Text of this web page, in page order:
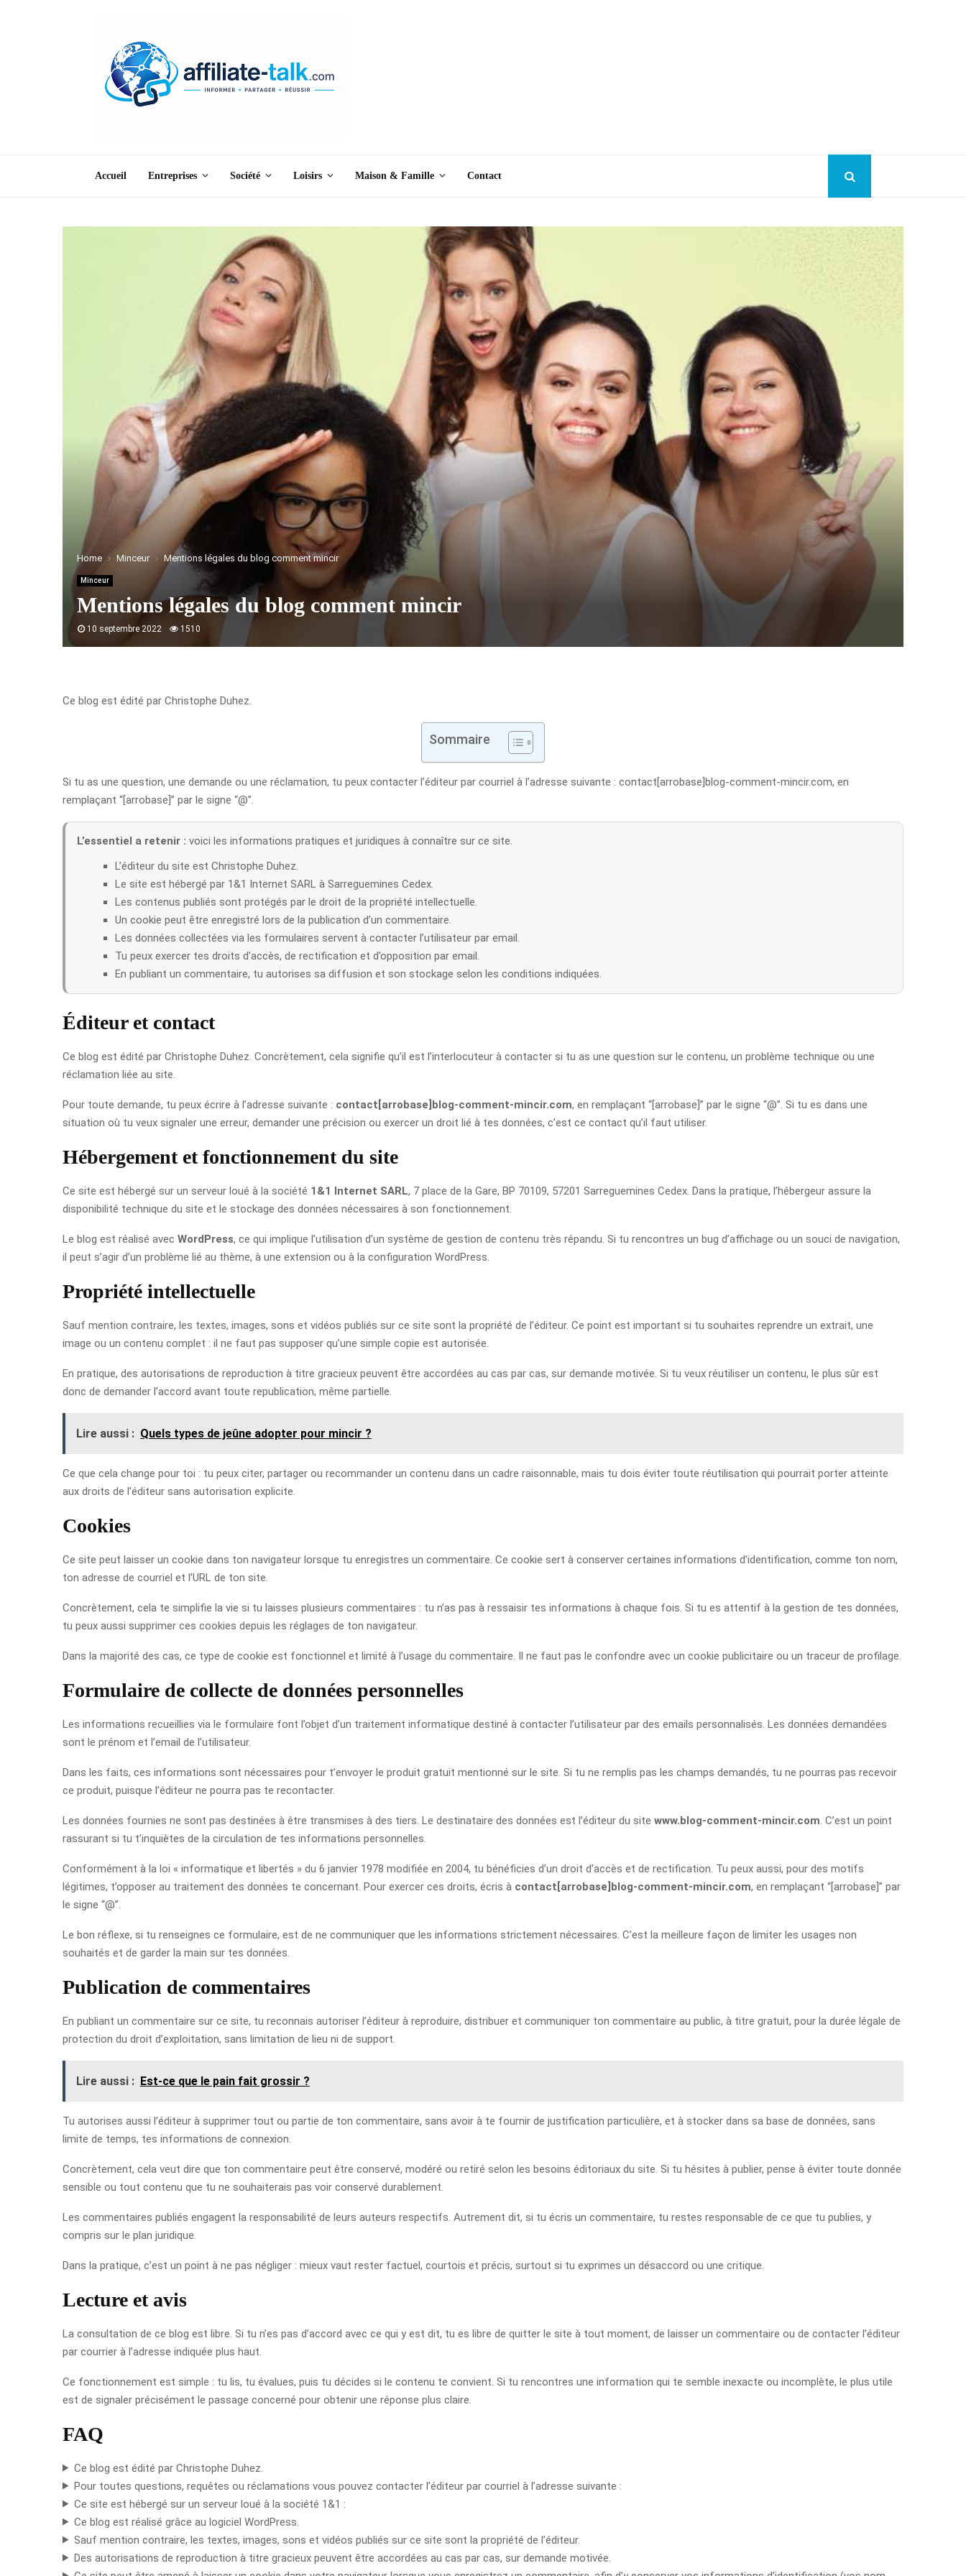
Accueil Entreprises Société Loisirs Maison & Famille Contact
Home Minceur Mentions légales du blog comment mincir
Minceur
Mentions légales du blog comment mincir
10 septembre 2022 1510
Ce blog est édité par Christophe Duhez.
Sommaire
Si tu as une question, une demande ou une réclamation, tu peux contacter l’éditeur par courriel à l’adresse suivante : contact[arrobase]blog-comment-mincir.com, en
remplaçant “[arrobase]” par le signe “@”.
L’essentiel a retenir : voici les informations pratiques et juridiques à connaître sur ce site.
L’éditeur du site est Christophe Duhez.
Le site est hébergé par 1&1 Internet SARL à Sarreguemines Cedex.
Les contenus publiés sont protégés par le droit de la propriété intellectuelle.
Un cookie peut être enregistré lors de la publication d’un commentaire.
Les données collectées via les formulaires servent à contacter l’utilisateur par email.
Tu peux exercer tes droits d’accès, de rectification et d’opposition par email.
En publiant un commentaire, tu autorises sa diffusion et son stockage selon les conditions indiquées.
Éditeur et contact
Ce blog est édité par Christophe Duhez. Concrètement, cela signifie qu’il est l’interlocuteur à contacter si tu as une question sur le contenu, un problème technique ou une
réclamation liée au site.
Pour toute demande, tu peux écrire à l’adresse suivante : contact[arrobase]blog-comment-mincir.com, en remplaçant “[arrobase]” par le signe “@”. Si tu es dans une
situation où tu veux signaler une erreur, demander une précision ou exercer un droit lié à tes données, c’est ce contact qu’il faut utiliser.
Hébergement et fonctionnement du site
Ce site est hébergé sur un serveur loué à la société 1&1 Internet SARL, 7 place de la Gare, BP 70109, 57201 Sarreguemines Cedex. Dans la pratique, l’hébergeur assure la
disponibilité technique du site et le stockage des données nécessaires à son fonctionnement.
Le blog est réalisé avec WordPress, ce qui implique l’utilisation d’un système de gestion de contenu très répandu. Si tu rencontres un bug d’affichage ou un souci de navigation,
il peut s’agir d’un problème lié au thème, à une extension ou à la configuration WordPress.
Propriété intellectuelle
Sauf mention contraire, les textes, images, sons et vidéos publiés sur ce site sont la propriété de l’éditeur. Ce point est important si tu souhaites reprendre un extrait, une
image ou un contenu complet : il ne faut pas supposer qu’une simple copie est autorisée.
En pratique, des autorisations de reproduction à titre gracieux peuvent être accordées au cas par cas, sur demande motivée. Si tu veux réutiliser un contenu, le plus sûr est
donc de demander l’accord avant toute republication, même partielle.
Lire aussi : Quels types de jeûne adopter pour mincir ?
Ce que cela change pour toi : tu peux citer, partager ou recommander un contenu dans un cadre raisonnable, mais tu dois éviter toute réutilisation qui pourrait porter atteinte
aux droits de l’éditeur sans autorisation explicite.
Cookies
Ce site peut laisser un cookie dans ton navigateur lorsque tu enregistres un commentaire. Ce cookie sert à conserver certaines informations d’identification, comme ton nom,
ton adresse de courriel et l’URL de ton site.
Concrètement, cela te simplifie la vie si tu laisses plusieurs commentaires : tu n’as pas à ressaisir tes informations à chaque fois. Si tu es attentif à la gestion de tes données,
tu peux aussi supprimer ces cookies depuis les réglages de ton navigateur.
Dans la majorité des cas, ce type de cookie est fonctionnel et limité à l’usage du commentaire. Il ne faut pas le confondre avec un cookie publicitaire ou un traceur de profilage.
Formulaire de collecte de données personnelles
Les informations recueillies via le formulaire font l’objet d’un traitement informatique destiné à contacter l’utilisateur par des emails personnalisés. Les données demandées
sont le prénom et l’email de l’utilisateur.
Dans les faits, ces informations sont nécessaires pour t’envoyer le produit gratuit mentionné sur le site. Si tu ne remplis pas les champs demandés, tu ne pourras pas recevoir
ce produit, puisque l’éditeur ne pourra pas te recontacter.
Les données fournies ne sont pas destinées à être transmises à des tiers. Le destinataire des données est l’éditeur du site www.blog-comment-mincir.com . C’est un point
rassurant si tu t’inquiètes de la circulation de tes informations personnelles.
Conformément à la loi « informatique et libertés » du 6 janvier 1978 modifiée en 2004, tu bénéficies d’un droit d’accès et de rectification. Tu peux aussi, pour des motifs
légitimes, t’opposer au traitement des données te concernant. Pour exercer ces droits, écris à contact[arrobase]blog-comment-mincir.com, en remplaçant “[arrobase]” par
le signe “@”.
Le bon réflexe, si tu renseignes ce formulaire, est de ne communiquer que les informations strictement nécessaires. C’est la meilleure façon de limiter les usages non
souhaités et de garder la main sur tes données.
Publication de commentaires
En publiant un commentaire sur ce site, tu reconnais autoriser l’éditeur à reproduire, distribuer et communiquer ton commentaire au public, à titre gratuit, pour la durée légale de
protection du droit d’exploitation, sans limitation de lieu ni de support.
Lire aussi : Est-ce que le pain fait grossir ?
Tu autorises aussi l’éditeur à supprimer tout ou partie de ton commentaire, sans avoir à te fournir de justification particulière, et à stocker dans sa base de données, sans
limite de temps, tes informations de connexion.
Concrètement, cela veut dire que ton commentaire peut être conservé, modéré ou retiré selon les besoins éditoriaux du site. Si tu hésites à publier, pense à éviter toute donnée
sensible ou tout contenu que tu ne souhaiterais pas voir conservé durablement.
Les commentaires publiés engagent la responsabilité de leurs auteurs respectifs. Autrement dit, si tu écris un commentaire, tu restes responsable de ce que tu publies, y
compris sur le plan juridique.
Dans la pratique, c’est un point à ne pas négliger : mieux vaut rester factuel, courtois et précis, surtout si tu exprimes un désaccord ou une critique.
Lecture et avis
La consultation de ce blog est libre. Si tu n’es pas d’accord avec ce qui y est dit, tu es libre de quitter le site à tout moment, de laisser un commentaire ou de contacter l’éditeur
par courrier à l’adresse indiquée plus haut.
Ce fonctionnement est simple : tu lis, tu évalues, puis tu décides si le contenu te convient. Si tu rencontres une information qui te semble inexacte ou incomplète, le plus utile
est de signaler précisément le passage concerné pour obtenir une réponse plus claire.
FAQ
Ce blog est édité par Christophe Duhez.
Pour toutes questions, requêtes ou réclamations vous pouvez contacter l’éditeur par courriel à l’adresse suivante :
Ce site est hébergé sur un serveur loué à la société 1&1 :
Ce blog est réalisé grâce au logiciel WordPress.
Sauf mention contraire, les textes, images, sons et vidéos publiés sur ce site sont la propriété de l’éditeur.
Des autorisations de reproduction à titre gracieux peuvent être accordées au cas par cas, sur demande motivée.